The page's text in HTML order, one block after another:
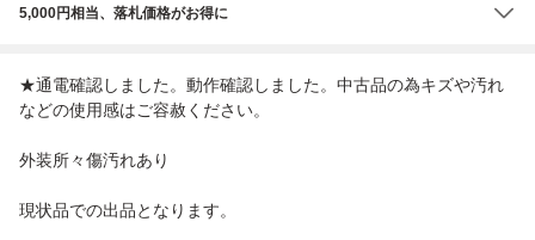
5,000円相当、落札価格がお得に
★通電確認しました。動作確認しました。中古品の為キズや汚れ
などの使用感はご容赦ください。
外装所々傷汚れあり
現状品での出品となります。